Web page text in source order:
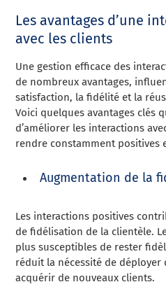
Les avantages d’une
avec les clients
Une gestion efficace des
de nombreux avantages,
satisfaction, la fidélité et la
Voici quelques avantages clés
d’améliorer les interactions
rendre constamment positives
Augmentation de la
Les interactions positives
de fidélisation de la clientèle.
plus susceptibles de rester
réduit la nécessité de
acquérir de nouveaux clients.